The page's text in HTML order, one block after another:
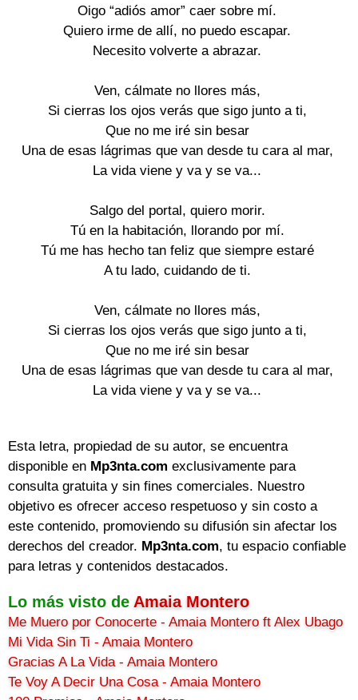
Oigo “adiós amor” caer sobre mí.
Quiero irme de allí, no puedo escapar.
Necesito volverte a abrazar.
Ven, cálmate no llores más,
Si cierras los ojos verás que sigo junto a ti,
Que no me iré sin besar
Una de esas lágrimas que van desde tu cara al mar,
La vida viene y va y se va...
Salgo del portal, quiero morir.
Tú en la habitación, llorando por mí.
Tú me has hecho tan feliz que siempre estaré
A tu lado, cuidando de ti.
Ven, cálmate no llores más,
Si cierras los ojos verás que sigo junto a ti,
Que no me iré sin besar
Una de esas lágrimas que van desde tu cara al mar,
La vida viene y va y se va...
Esta letra, propiedad de su autor, se encuentra
disponible en Mp3nta.com exclusivamente para
consulta gratuita y sin fines comerciales. Nuestro
objetivo es ofrecer acceso respetuoso y sin costo a
este contenido, promoviendo su difusión sin afectar los
derechos del creador. Mp3nta.com, tu espacio confiable
para letras y contenidos destacados.
Lo más visto de Amaia Montero
Me Muero por Conocerte - Amaia Montero ft Alex Ubago
Mi Vida Sin Ti - Amaia Montero
Gracias A La Vida - Amaia Montero
Te Voy A Decir Una Cosa - Amaia Montero